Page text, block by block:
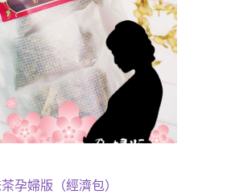
孕婦版（經濟包）